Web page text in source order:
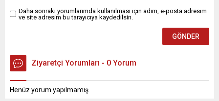
Daha sonraki yorumlarımda kullanılması için adım, e-posta adresim
ve site adresim bu tarayıcıya kaydedilsin.
Ziyaretçi Yorumları - 0 Yorum
Henüz yorum yapılmamış.